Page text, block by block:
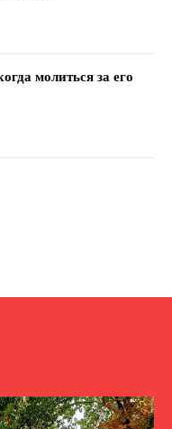
молиться за его